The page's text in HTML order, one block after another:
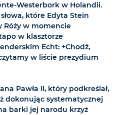
Westerbork w Holandii.
które Edyta Stein
Róży w momencie
w klasztorze
Echt: +Chodź,
w liście prezydium
Pawła II, który podkreślał,
dokonując systematycznej
barki jej narodu krzyż